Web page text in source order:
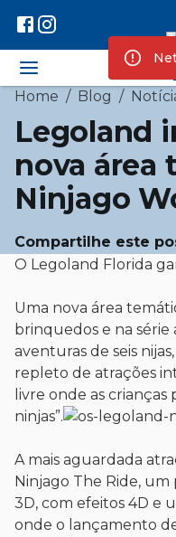
Home / Blog /
Legoland
nova área
Ninjago
Compartilhe este
O Legoland Florida
Uma nova área
brinquedos e na série
aventuras de seis
repleto de atrações
livre onde as
ninjas”.
A mais aguardada
Ninjago The Ride, um
3D, com efeitos 4D e
onde o lançamento